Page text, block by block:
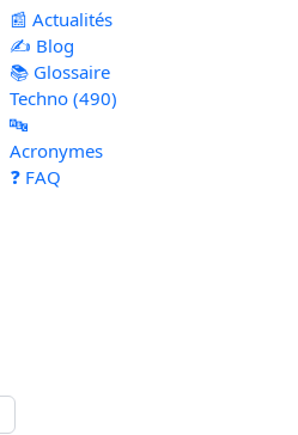
📰 Actualités
✍️ Blog
📚 Glossaire
Techno (490)
🔤
Acronymes
❓ FAQ